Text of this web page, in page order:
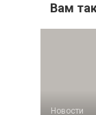
Вам
Новости